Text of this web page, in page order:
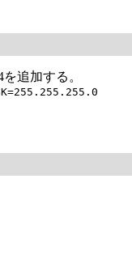
追加する。